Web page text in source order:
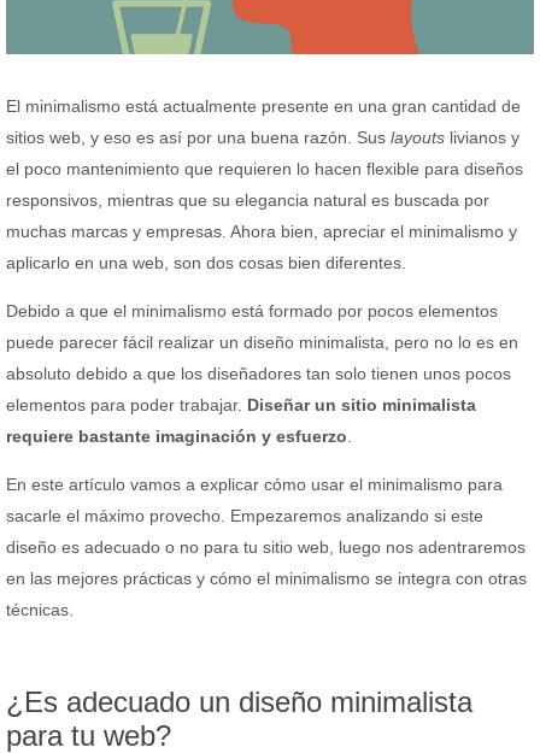
El minimalismo está actualmente presente en una gran cantidad de
sitios web, y eso es así por una buena razón. Sus layouts livianos y
el poco mantenimiento que requieren lo hacen flexible para diseños
responsivos, mientras que su elegancia natural es buscada por
muchas marcas y empresas. Ahora bien, apreciar el minimalismo y
aplicarlo en una web, son dos cosas bien diferentes.
Debido a que el minimalismo está formado por pocos elementos
puede parecer fácil realizar un diseño minimalista, pero no lo es en
absoluto debido a que los diseñadores tan solo tienen unos pocos
elementos para poder trabajar. Diseñar un sitio minimalista
requiere bastante imaginación y esfuerzo
En este artículo vamos a explicar cómo usar el minimalismo para
sacarle el máximo provecho. Empezaremos analizando si este
diseño es adecuado o no para tu sitio web, luego nos adentraremos
en las mejores prácticas y cómo el minimalismo se integra con otras
técnicas.
¿Es adecuado un diseño minimalista
para tu web?